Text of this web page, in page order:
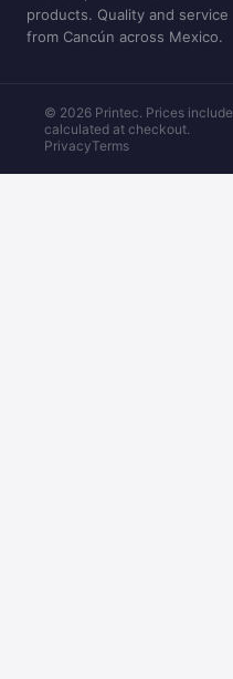
products. Quality and service
from Cancún across Mexico.
© 2026 Printec. Prices
calculated at checkout.
PrivacyTerms